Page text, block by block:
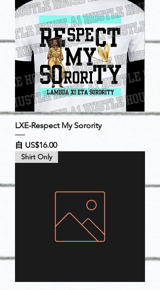
LXE-Respect My Sorority
自 US$16.00
促銷價格
Shirt Only